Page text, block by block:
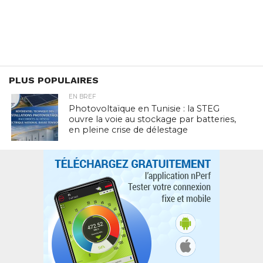
PLUS POPULAIRES
EN BREF
Photovoltaïque en Tunisie : la STEG
ouvre la voie au stockage par batteries,
en pleine crise de délestage